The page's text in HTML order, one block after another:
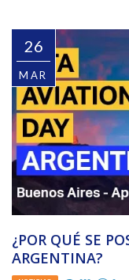
26
MAR
¿POR QUÉ SE
ARGENTINA?